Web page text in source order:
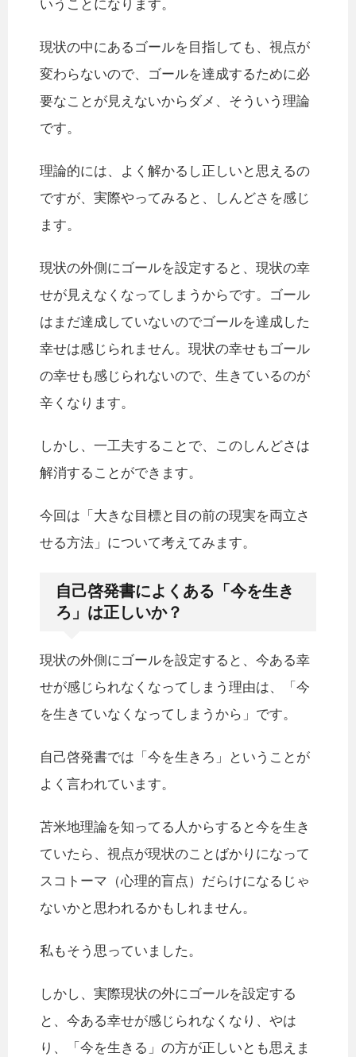
いうことになります。
現状の中にあるゴールを目指しても、視点が
変わらないので、ゴールを達成するために必
要なことが見えないからダメ、そういう理論
です。
理論的には、よく解かるし正しいと思えるの
ですが、実際やってみると、しんどさを感じ
ます。
現状の外側にゴールを設定すると、現状の幸
せが見えなくなってしまうからです。ゴール
はまだ達成していないのでゴールを達成した
幸せは感じられません。現状の幸せもゴール
の幸せも感じられないので、生きているのが
辛くなります。
しかし、一工夫することで、このしんどさは
解消することができます。
今回は「大きな目標と目の前の現実を両立さ
せる方法」について考えてみます。
自己啓発書によくある「今を生き
ろ」は正しいか？
現状の外側にゴールを設定すると、今ある幸
せが感じられなくなってしまう理由は、「今
を生きていなくなってしまうから」です。
自己啓発書では「今を生きろ」ということが
よく言われています。
苫米地理論を知ってる人からすると今を生き
ていたら、視点が現状のことばかりになって
スコトーマ（心理的盲点）だらけになるじゃ
ないかと思われるかもしれません。
私もそう思っていました。
しかし、実際現状の外にゴールを設定する
と、今ある幸せが感じられなくなり、やは
り、「今を生きる」の方が正しいとも思えま